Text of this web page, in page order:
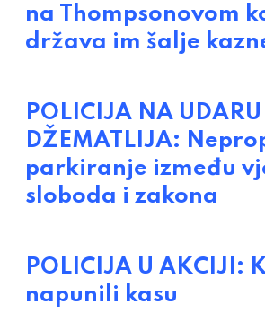
na Thompsonovom
država im šalje
POLICIJA NA UDARU
DŽEMATLIJA:
parkiranje između
sloboda i zakona
POLICIJA U AKCIJI:
napunili kasu